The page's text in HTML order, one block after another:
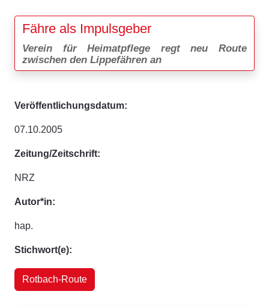
Fähre als Impulsgeber
Verein für Heimatpflege regt neu Route
zwischen den Lippefähren an
Veröffentlichungsdatum:
07.10.2005
Zeitung/Zeitschrift:
NRZ
Autor*in:
hap.
Stichwort(e):
Rotbach-Route